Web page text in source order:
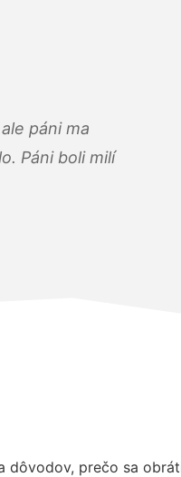
páni ma
Páni boli milí
prečo sa